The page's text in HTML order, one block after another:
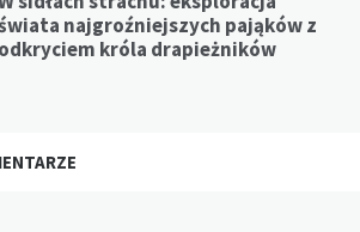
najgroźniejszych pająków z
odkryciem króla drapieżników